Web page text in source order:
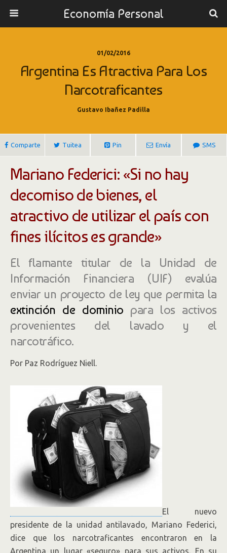
Economía Personal
01/02/2016
Argentina Es Atractiva Para Los
Narcotraficantes
Gustavo Ibañez Padilla
Comparte Tuitea Pin Envía SMS
Mariano Federici: «Si no hay
decomiso de bienes, el
atractivo de utilizar el país con
fines ilícitos es grande»
El flamante titular de la Unidad de
Información Financiera (UIF) evalúa
enviar un proyecto de ley que permita la
extinción de dominio para los activos
provenientes del lavado y el
narcotráfico.
Por Paz Rodríguez Niell.
El nuevo
presidente de la unidad antilavado, Mariano Federici,
dice que los narcotraficantes encontraron en la
Argentina un lugar «seguro» para sus activos. En su